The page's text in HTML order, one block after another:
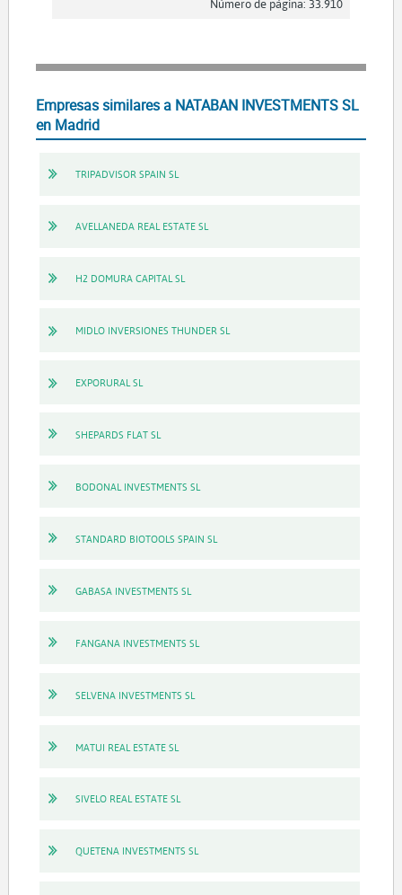
Número de página: 33.910
Empresas similares a NATABAN INVESTMENTS SL
en Madrid
TRIPADVISOR SPAIN SL
AVELLANEDA REAL ESTATE SL
H2 DOMURA CAPITAL SL
MIDLO INVERSIONES THUNDER SL
EXPORURAL SL
SHEPARDS FLAT SL
BODONAL INVESTMENTS SL
STANDARD BIOTOOLS SPAIN SL
GABASA INVESTMENTS SL
FANGANA INVESTMENTS SL
SELVENA INVESTMENTS SL
MATUI REAL ESTATE SL
SIVELO REAL ESTATE SL
QUETENA INVESTMENTS SL